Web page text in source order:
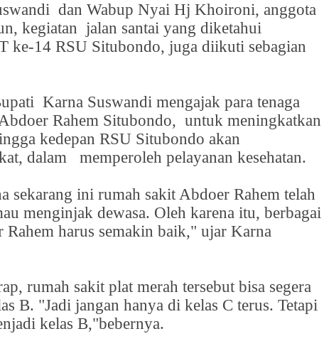
dan Wabup Nyai Hj Khoironi, anggota
kegiatan jalan santai yang diketahui
ke-14 RSU Situbondo, juga diikuti sebagian
Karna Suswandi mengajak para tenaga
Rahem Situbondo, untuk meningkatkan
kedepan RSU Situbondo akan
dalam memperoleh pelayanan kesehatan.
sekarang ini rumah sakit Abdoer Rahem telah
menginjak dewasa. Oleh karena itu, berbagai
harus semakin baik," ujar Karna
rumah sakit plat merah tersebut bisa segera
B. "Jadi jangan hanya di kelas C terus. Tetapi
kelas B,"bebernya.